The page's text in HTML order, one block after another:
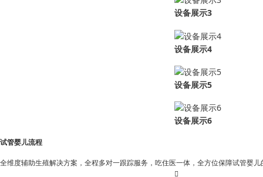
设备展示3
设备展示4
设备展示5
设备展示6
试管婴儿流程
全维度辅助生殖解决方案，全程多对一跟踪服务，吃住医一体，全方位保障试管婴儿
